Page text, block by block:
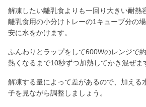
解凍したい離乳食よりも一回り大きい耐熱
離乳食用の小分けトレーの1キューブ分の
安に水をかけます。
ふんわりとラップをして600Wのレンジで
熱くなるまで10秒ずつ加熱してかき混ぜま
解凍する量によって差があるので、加える
子を見ながら調整しましょう。